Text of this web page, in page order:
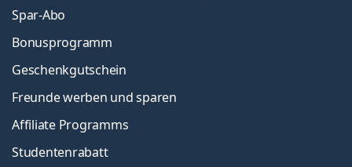
Spar-Abo
Bonusprogramm
Geschenkgutschein
Freunde werben und sparen
Affiliate Programms
Studentenrabatt